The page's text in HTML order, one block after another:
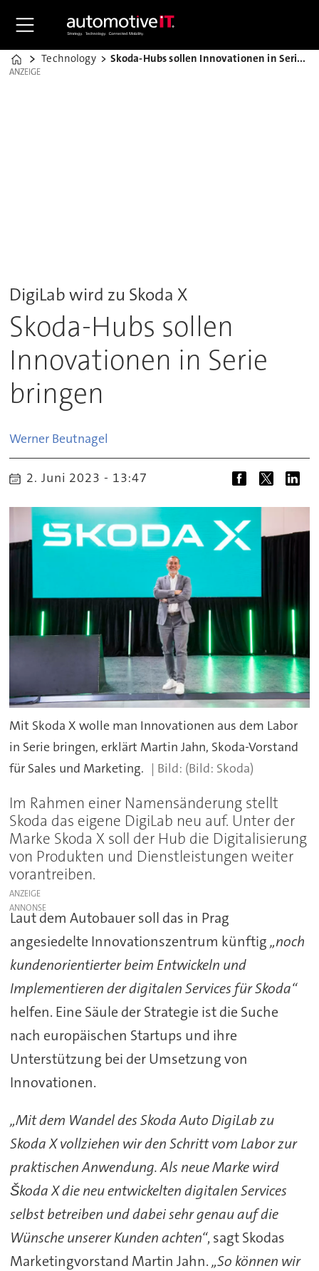
Home
Technology Skoda-Hubs sollen Innovationen in Serie bringen
ANZEIGE
ANZEIGE
DigiLab wird zu Skoda X
Skoda-Hubs sollen
Innovationen in Serie
bringen
Werner Beutnagel
2. Juni 2023 - 13:47
Mit Skoda X wolle man Innovationen aus dem Labor
in Serie bringen, erklärt Martin Jahn, Skoda-Vorstand
für Sales und Marketing.
(Bild: Skoda)
Im Rahmen einer Namensänderung stellt
Skoda das eigene DigiLab neu auf. Unter der
Marke Skoda X soll der Hub die Digitalisierung
von Produkten und Dienstleistungen weiter
vorantreiben.
ANZEIGE
Laut dem Autobauer soll das in Prag
angesiedelte Innovationszentrum künftig„noch
kundenorientierter beim Entwickeln und
Implementieren der digitalen Services für Skoda“
helfen. Eine Säule der Strategie ist die Suche
nach europäischen Startups und ihre
Unterstützung bei der Umsetzung von
Innovationen.
„Mit dem Wandel des Skoda Auto DigiLab zu
Skoda X vollziehen wir den Schritt vom Labor zur
praktischen Anwendung. Als neue Marke wird
Škoda X die neu entwickelten digitalen Services
selbst betreiben und dabei sehr genau auf die
Wünsche unserer Kunden achten“, sagt Skodas
Marketingvorstand Martin Jahn.„So können wir